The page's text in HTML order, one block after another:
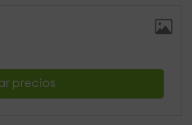
precios